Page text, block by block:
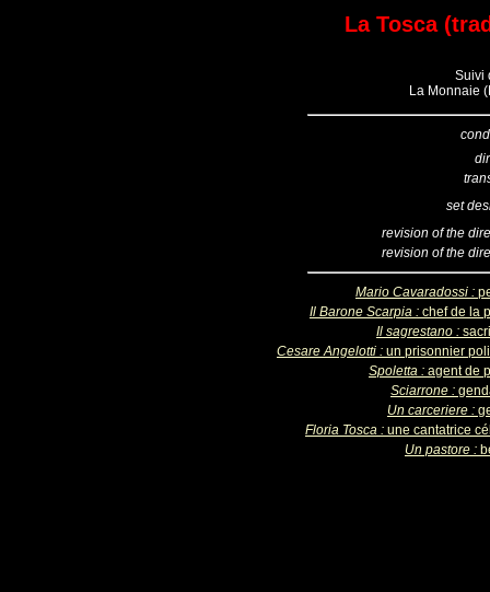
La Tosca
Suivi
La Monnaie
set
revision of the
revision of the
Mario Cavaradossi :
Il Barone Scarpia : chef de la
Il sagrestano :
Cesare Angelotti : un prisonnier
Spoletta : agent de
Sciarrone :
Un carceriere :
Floria Tosca : une cantatrice
Un pastore :